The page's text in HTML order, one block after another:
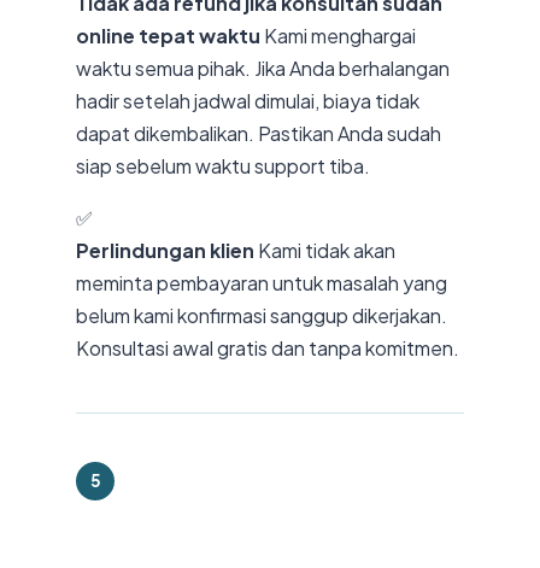
online tepat waktu Kami menghargai
waktu semua pihak. Jika Anda berhalangan
hadir setelah jadwal dimulai, biaya tidak
dapat dikembalikan. Pastikan Anda sudah
siap sebelum waktu support tiba.
✅
Perlindungan klien Kami tidak akan
meminta pembayaran untuk masalah yang
belum kami konfirmasi sanggup dikerjakan.
Konsultasi awal gratis dan tanpa komitmen.
5